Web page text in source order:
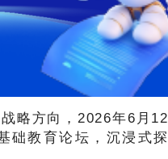
略方向，2026年6月12
础教育论坛，沉浸式探